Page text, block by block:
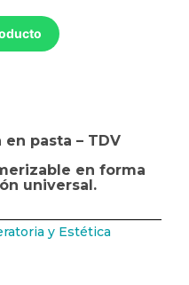
en pasta – TDV
en forma
universal.
y Estética